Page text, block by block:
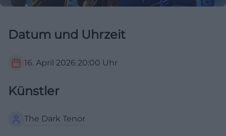
Datum und Uhrzeit
16. April 2026 20:00 Uhr
Künstler
The Dark Tenor